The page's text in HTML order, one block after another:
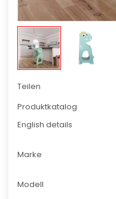
Teilen
Produktkatalog
English details
Marke
Modell